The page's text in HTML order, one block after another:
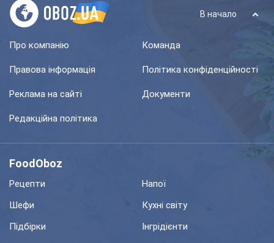
В начало
Про компанію Команда
Правова інформація Політика конфіденційності
Реклама на сайті Документи
Редакційна політика
FoodOboz
Рецепти
Напої
Шефи
Кухні світу
Підбірки
Інгрідієнти